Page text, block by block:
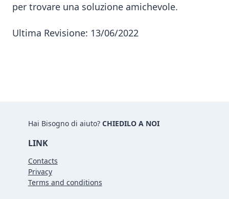
per trovare una soluzione amichevole.
Ultima Revisione: 13/06/2022
Hai Bisogno di aiuto? CHIEDILO A NOI
LINK
Contacts
Privacy
Terms and conditions